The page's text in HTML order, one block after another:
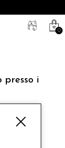
0
presso i